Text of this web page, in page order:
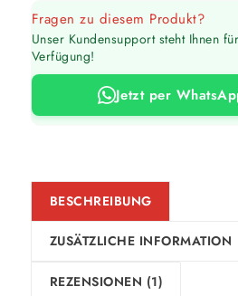
Fragen zu diesem Produkt?
Unser Kundensupport steht Ihnen
Verfügung!
Jetzt per
BESCHREIBUNG
ZUSÄTZLICHE INFORMATION
REZENSIONEN (1)